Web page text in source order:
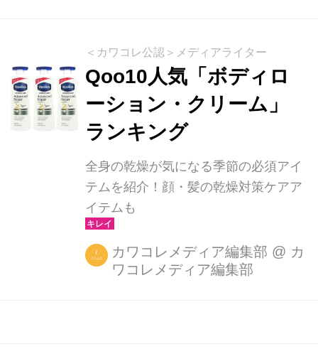
＜カワコレ公認＞メディアライター
Qoo10人気「ボディロ
ーション・クリーム」
ランキング
全身の乾燥が気になる季節の必須アイ
テムを紹介！顔・髪の乾燥対策ケアア
イテムも
カワコレメディア編集部 @ カ
ワコレメディア編集部